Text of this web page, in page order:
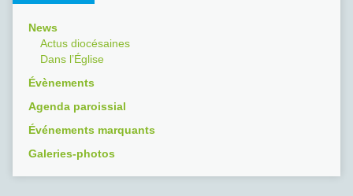
News
Actus diocésaines
Dans l’Église
Évènements
Agenda paroissial
Événements marquants
Galeries-photos